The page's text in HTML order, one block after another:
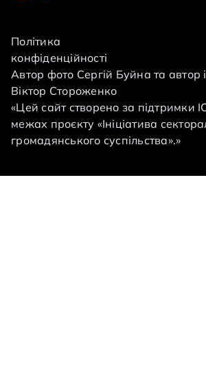
Політика
конфіденційності
Автор фото Сергій Буйна та автор
Віктор Стороженко
«Цей сайт створено за підтримки
межах проєкту «Ініціатива
громадянського суспільства».»